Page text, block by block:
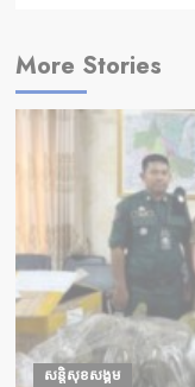
More Stories
សន្តិសុខសង្គម